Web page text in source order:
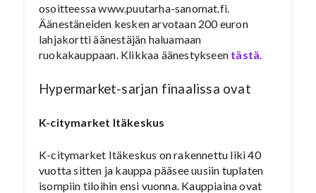
osoitteessa www.puutarha-sanomat.fi.
Äänestäneiden kesken arvotaan 200 euron
lahjakortti äänestäjän haluamaan
ruokakauppaan. Klikkaa äänestykseen tästä.
Hypermarket-sarjan finaalissa ovat
K-citymarket Itäkeskus
K-citymarket Itäkeskus on rakennettu liki 40
vuotta sitten ja kauppa pääsee uusiin tuplaten
isompiin tiloihin ensi vuonna. Kauppiaina ovat